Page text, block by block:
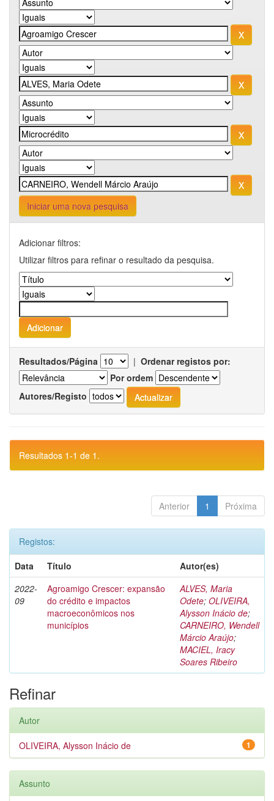
Iniciar uma nova pesquisa
Adicionar filtros:
Utilizar filtros para refinar o resultado da pesquisa.
Resultados/Página | Ordenar registos por:
Por ordem
Autores/Registo
Resultados 1-1 de 1.
Anterior 1 Próxima
Registos:
Data
Título
Autor(es)
2022-
09
Agroamigo Crescer: expansão
do crédito e impactos
macroeconômicos nos
municípios
ALVES, Maria
Odete; OLIVEIRA,
Alysson Inácio de;
CARNEIRO, Wendell
Márcio Araújo;
MACIEL, Iracy
Soares Ribeiro
Refinar
Autor
1
OLIVEIRA, Alysson Inácio de
Assunto